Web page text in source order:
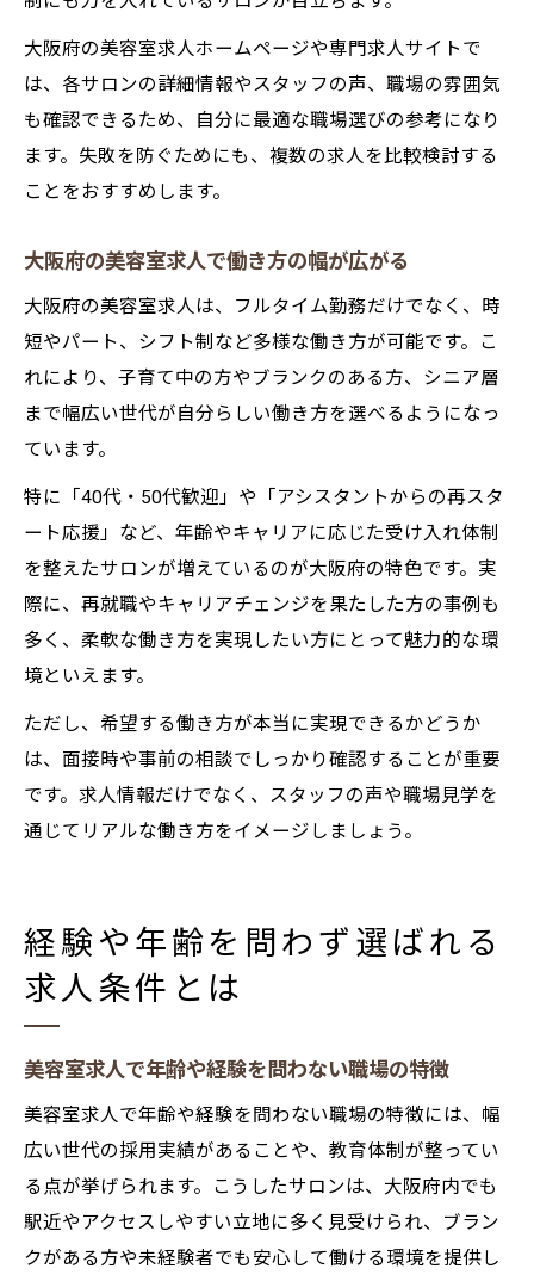
大阪府の美容室求人ホームページや専門求人サイトで
は、各サロンの詳細情報やスタッフの声、職場の雰囲気
も確認できるため、自分に最適な職場選びの参考になり
ます。失敗を防ぐためにも、複数の求人を比較検討する
ことをおすすめします。
大阪府の美容室求人で働き方の幅が広がる
大阪府の美容室求人は、フルタイム勤務だけでなく、時
短やパート、シフト制など多様な働き方が可能です。こ
れにより、子育て中の方やブランクのある方、シニア層
まで幅広い世代が自分らしい働き方を選べるようになっ
ています。
特に「40代・50代歓迎」や「アシスタントからの再スタ
ート応援」など、年齢やキャリアに応じた受け入れ体制
を整えたサロンが増えているのが大阪府の特色です。実
際に、再就職やキャリアチェンジを果たした方の事例も
多く、柔軟な働き方を実現したい方にとって魅力的な環
境といえます。
ただし、希望する働き方が本当に実現できるかどうか
は、面接時や事前の相談でしっかり確認することが重要
です。求人情報だけでなく、スタッフの声や職場見学を
通じてリアルな働き方をイメージしましょう。
経験や年齢を問わず選ばれる
求人条件とは
美容室求人で年齢や経験を問わない職場の特徴
美容室求人で年齢や経験を問わない職場の特徴には、幅
広い世代の採用実績があることや、教育体制が整ってい
る点が挙げられます。こうしたサロンは、大阪府内でも
駅近やアクセスしやすい立地に多く見受けられ、ブラン
クがある方や未経験者でも安心して働ける環境を提供し